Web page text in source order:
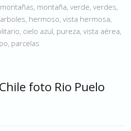
montaña, verde, verdes,
hermoso, vista hermosa,
cielo azul, pureza, vista aérea,
parcelas
foto Rio Puelo